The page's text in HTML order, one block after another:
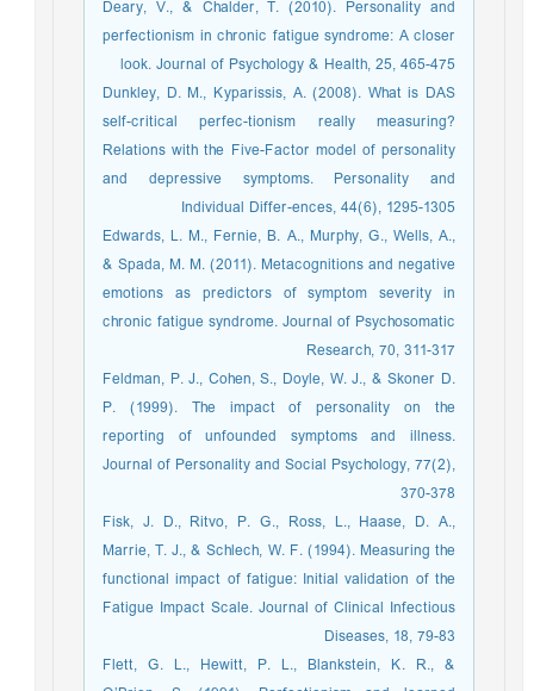
Deary, V., & Chalder, T. (2010). Personality and
perfectionism in chronic fatigue syndrome: A closer
look. Journal of Psychology & Health, 25, 465-475
Dunkley, D. M., Kyparissis, A. (2008). What is DAS
self-critical perfec-tionism really measuring?
Relations with the Five-Factor model of personality
and depressive symptoms. Personality and
Individual Differ-ences, 44(6), 1295-1305
Edwards, L. M., Fernie, B. A., Murphy, G., Wells, A.,
& Spada, M. M. (2011). Metacognitions and negative
emotions as predictors of symptom severity in
chronic fatigue syndrome. Journal of Psychosomatic
Research, 70, 311-317
Feldman, P. J., Cohen, S., Doyle, W. J., & Skoner D.
P. (1999). The impact of personality on the
reporting of unfounded symptoms and illness.
Journal of Personality and Social Psychology, 77(2),
370-378
Fisk, J. D., Ritvo, P. G., Ross, L., Haase, D. A.,
Marrie, T. J., & Schlech, W. F. (1994). Measuring the
functional impact of fatigue: Initial validation of the
Fatigue Impact Scale. Journal of Clinical Infectious
Diseases, 18, 79-83
Flett, G. L., Hewitt, P. L., Blankstein, K. R., &